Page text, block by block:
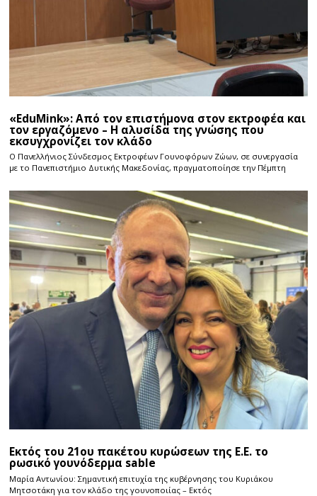
«EduMink»: Από τον επιστήμονα στον εκτροφέα και
τον εργαζόμενο – Η αλυσίδα της γνώσης που
εκσυγχρονίζει τον κλάδο
Ο Πανελλήνιος Σύνδεσμος Εκτροφέων Γουνοφόρων Ζώων, σε συνεργασία
με το Πανεπιστήμιο Δυτικής Μακεδονίας, πραγματοποίησε την Πέμπτη
Εκτός του 21ου πακέτου κυρώσεων της Ε.Ε. το
ρωσικό γουνόδερμα sable
Μαρία Αντωνίου: Σημαντική επιτυχία της κυβέρνησης του Κυριάκου
Μητσοτάκη για τον κλάδο της γουνοποιίας – Εκτός